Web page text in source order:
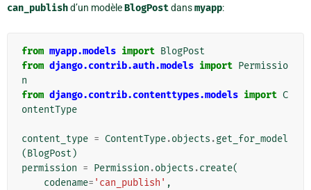
can_publishd’un modèleBlogPostdansmyapp:
from myapp.models import BlogPost
from django.contrib.auth.models import Permissio
n
from django.contrib.contenttypes.models import C
ontentType
content_type = ContentType.objects .get_for_model
(BlogPost )
permission = Permission .objects .create(
codename= 'can_publish' ,